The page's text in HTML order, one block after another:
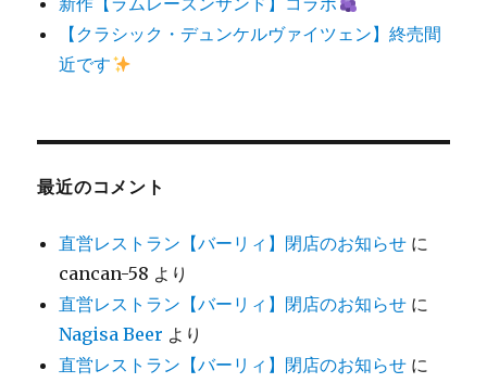
【クラシック・デュンケルヴァイツェン】終売間
近です
最近のコメント
直営レストラン【バーリィ】閉店のお知らせ に
cancan-58 より
直営レストラン【バーリィ】閉店のお知らせ に
Nagisa Beer より
直営レストラン【バーリィ】閉店のお知らせ に